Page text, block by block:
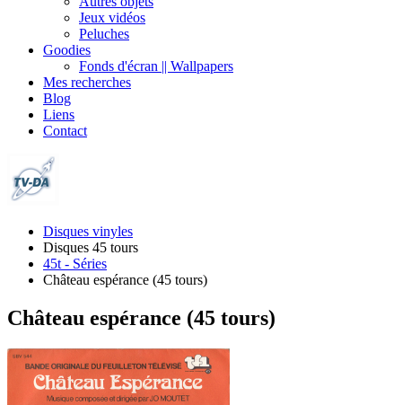
Jeux vidéos
Peluches
Goodies
Fonds d'écran || Wallpapers
Mes recherches
Blog
Liens
Contact
Disques vinyles
Disques 45 tours
45t - Séries
Château espérance (45 tours)
Château espérance (45 tours)